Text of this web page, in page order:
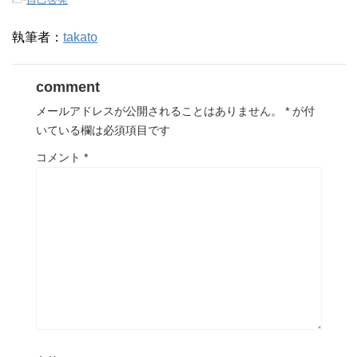
執筆者： takato
comment
メールアドレスが公開されることはありません。 * が付
いている欄は必須項目です
コメント *